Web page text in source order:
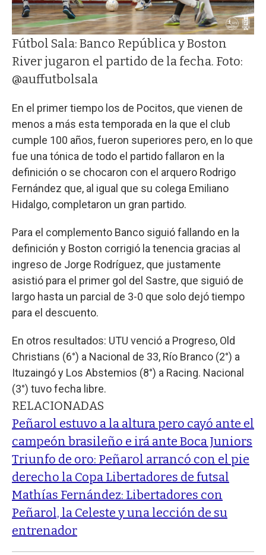
Fútbol Sala: Banco República y Boston
River jugaron el partido de la fecha. Foto:
@auffutbolsala
En el primer tiempo los de Pocitos, que vienen de
menos a más esta temporada en la que el club
cumple 100 años, fueron superiores pero, en lo que
fue una tónica de todo el partido fallaron en la
definición o se chocaron con el arquero Rodrigo
Fernández que, al igual que su colega Emiliano
Hidalgo, completaron un gran partido.
Para el complemento Banco siguió fallando en la
definición y Boston corrigió la tenencia gracias al
ingreso de Jorge Rodríguez, que justamente
asistió para el primer gol del Sastre, que siguió de
largo hasta un parcial de 3-0 que solo dejó tiempo
para el descuento.
En otros resultados: UTU venció a Progreso, Old
Christians (6°) a Nacional de 33, Río Branco (2°) a
Ituzaingó y Los Abstemios (8°) a Racing. Nacional
(3°) tuvo fecha libre.
RELACIONADAS
Peñarol estuvo a la altura pero cayó ante el
campeón brasileño e irá ante Boca Juniors
Triunfo de oro: Peñarol arrancó con el pie
derecho la Copa Libertadores de futsal
Mathías Fernández: Libertadores con
Peñarol, la Celeste y una lección de su
entrenador